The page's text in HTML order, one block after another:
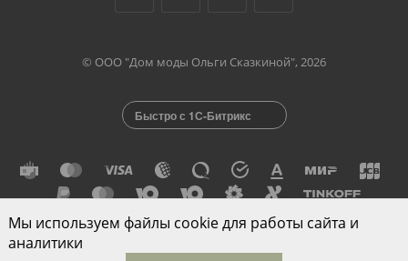
© ООО "Дом моды Ольги Сказкиной", 2026
Быстро с 1С-Битрикс
Мы используем файлы cookie для работы сайта и
аналитики